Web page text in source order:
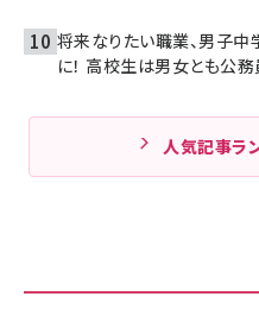
将来なりたい職業、男子
に！ 高校生は男女とも公務
人気記事ラ